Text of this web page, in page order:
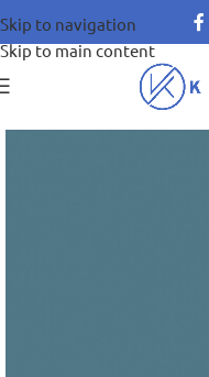
Skip to navigation
Skip to main content